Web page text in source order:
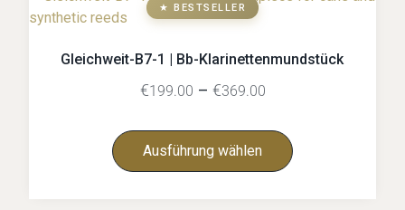
★ BESTSELLER
Gleichweit-B7-1 | Bb-Klarinettenmundstück
€199.00 – €369.00
Ausführung wählen